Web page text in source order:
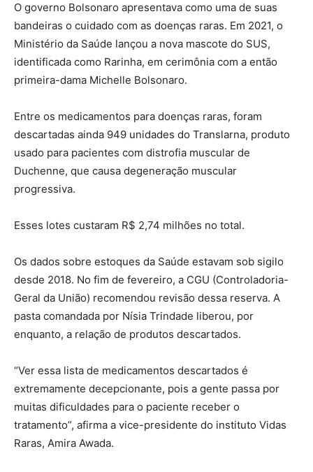
O governo Bolsonaro apresentava como uma de suas
bandeiras o cuidado com as doenças raras. Em 2021, o
Ministério da Saúde lançou a nova mascote do SUS,
identificada como Rarinha, em cerimônia com a então
primeira-dama Michelle Bolsonaro.
Entre os medicamentos para doenças raras, foram
descartadas ainda 949 unidades do Translarna, produto
usado para pacientes com distrofia muscular de
Duchenne, que causa degeneração muscular
progressiva.
Esses lotes custaram R$ 2,74 milhões no total.
Os dados sobre estoques da Saúde estavam sob sigilo
desde 2018. No fim de fevereiro, a CGU (Controladoria-
Geral da União) recomendou revisão dessa reserva. A
pasta comandada por Nísia Trindade liberou, por
enquanto, a relação de produtos descartados.
“Ver essa lista de medicamentos descartados é
extremamente decepcionante, pois a gente passa por
muitas dificuldades para o paciente receber o
tratamento”, afirma a vice-presidente do instituto Vidas
Raras, Amira Awada.